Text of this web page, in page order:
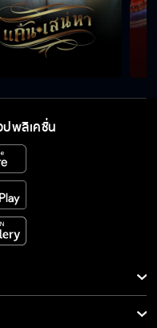
ปพลิเคชั่น